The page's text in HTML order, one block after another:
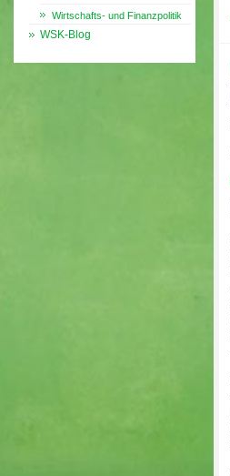
Wirtschafts- und Finanzpolitik
WSK-Blog